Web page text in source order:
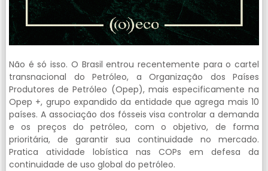
Não é só isso. O Brasil entrou recentemente para o cartel
transnacional do Petróleo, a Organização dos Países
Produtores de Petróleo (Opep), mais especificamente na
Opep +, grupo expandido da entidade que agrega mais 10
países. A associação dos fósseis visa controlar a demanda
e os preços do petróleo, com o objetivo, de forma
prioritária, de garantir sua continuidade no mercado.
Pratica atividade lobística nas COPs em defesa da
continuidade de uso global do petróleo.